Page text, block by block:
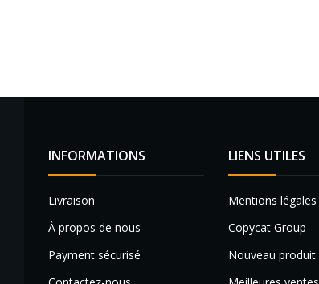
INFORMATIONS
Livraison
À propos de nous
Payment sécurisé
LIENS UTILES
Mentions légales
Copycat Group
Nouveau produit